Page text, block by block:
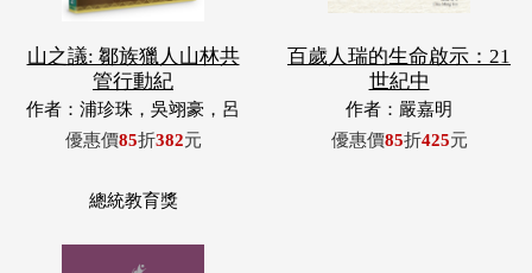
山之議: 鄒族獵人山林共
管行動紀
作者：浦珍珠，吳翊豪，呂
翊齊，張惠東，許玉青，王
優惠價85折382元
百歲人瑞的生命啟示：21
世紀中
作者：嚴嘉明
優惠價85折425元
總統教育獎